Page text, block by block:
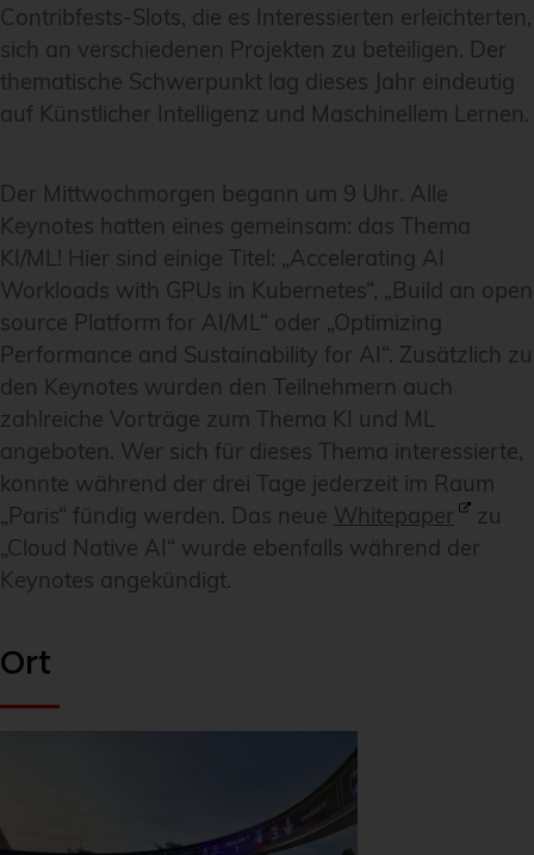
Contribfests-Slots, die es Interessierten erleichterten,
sich an verschiedenen Projekten zu beteiligen. Der
thematische Schwerpunkt lag dieses Jahr eindeutig
auf Künstlicher Intelligenz und Maschinellem Lernen.
Der Mittwochmorgen begann um 9 Uhr. Alle
Keynotes hatten eines gemeinsam: das Thema
KI/ML! Hier sind einige Titel: „Accelerating AI
Workloads with GPUs in Kubernetes“, „Build an open
source Platform for AI/ML“ oder „Optimizing
Performance and Sustainability for AI“. Zusätzlich zu
den Keynotes wurden den Teilnehmern auch
zahlreiche Vorträge zum Thema KI und ML
angeboten. Wer sich für dieses Thema interessierte,
konnte während der drei Tage jederzeit im Raum
„Paris“ fündig werden. Das neue Whitepaper
zu
„Cloud Native AI“ wurde ebenfalls während der
Keynotes angekündigt.
Ort